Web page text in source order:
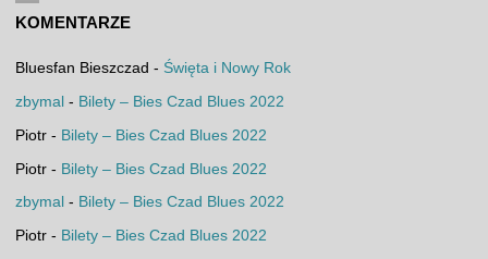
KOMENTARZE
Bluesfan Bieszczad - Święta i Nowy Rok
zbymal - Bilety – Bies Czad Blues 2022
Piotr- Bilety – Bies Czad Blues 2022
Piotr- Bilety – Bies Czad Blues 2022
zbymal - Bilety – Bies Czad Blues 2022
Piotr- Bilety – Bies Czad Blues 2022